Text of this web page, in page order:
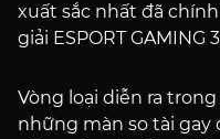
xuất sắc nhất đã
giải ESPORT GAMING
Vòng loại diễn ra
những màn so tài gay